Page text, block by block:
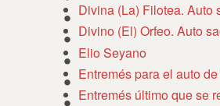
Divina (La) Filotea. Auto
Divino (El) Orfeo. Auto
Elio Seyano
Entremés para el auto
Entremés último que se